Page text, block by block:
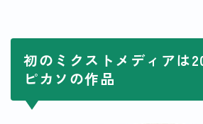
初のミクストメディアは
ピカソの作品